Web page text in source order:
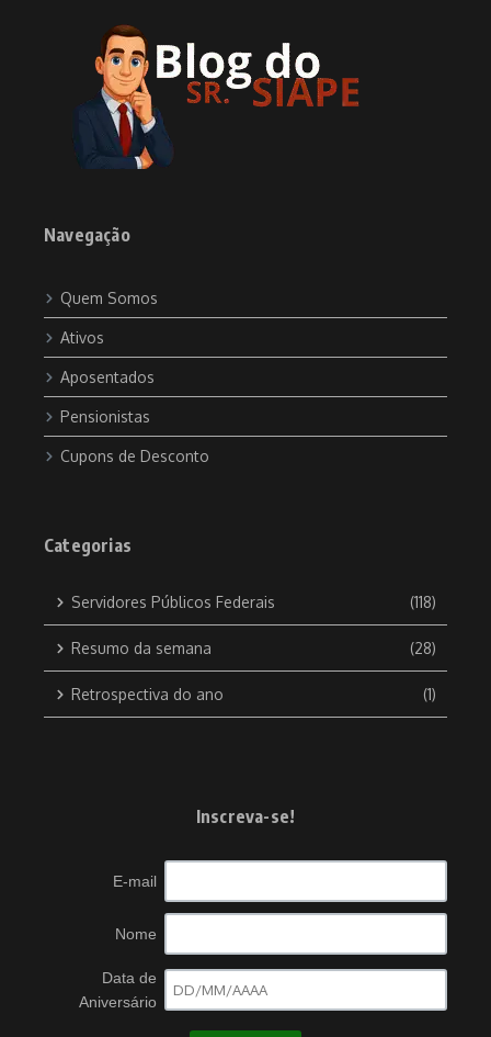
Navegação
Quem Somos
Ativos
Aposentados
Pensionistas
Cupons de Desconto
Categorias
Servidores Públicos Federais (118)
Resumo da semana (28)
Retrospectiva do ano (1)
Inscreva-se!
E-mail
Nome
Data de
Aniversário